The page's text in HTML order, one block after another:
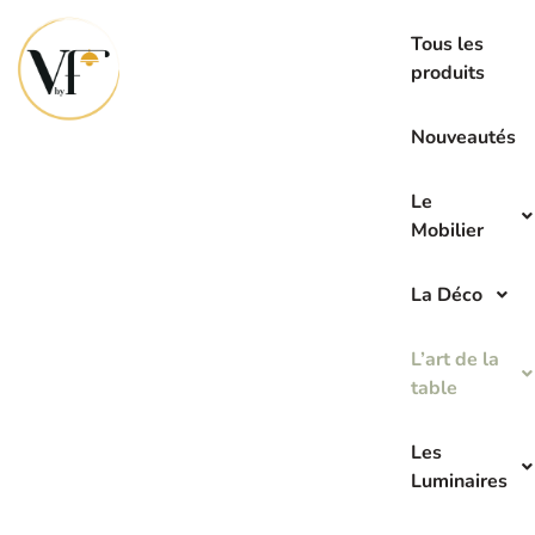
Tous les
produits
Nouveautés
Le
Mobilier
La Déco
L’art de la
table
Les
Luminaires